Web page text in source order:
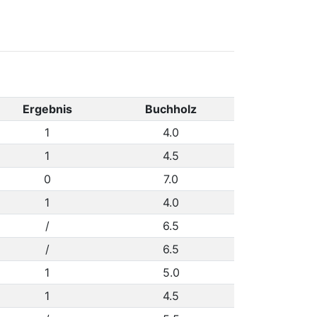
Ergebnis
Buchholz
1
4.0
1
4.5
0
7.0
1
4.0
/
6.5
/
6.5
1
5.0
1
4.5